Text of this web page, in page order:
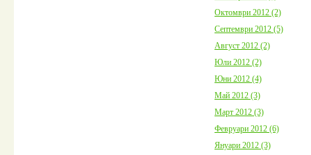
Октомври 2012 (2)
Септември 2012 (5)
Август 2012 (2)
Юли 2012 (2)
Юни 2012 (4)
Май 2012 (3)
Март 2012 (3)
Февруари 2012 (6)
Януари 2012 (3)